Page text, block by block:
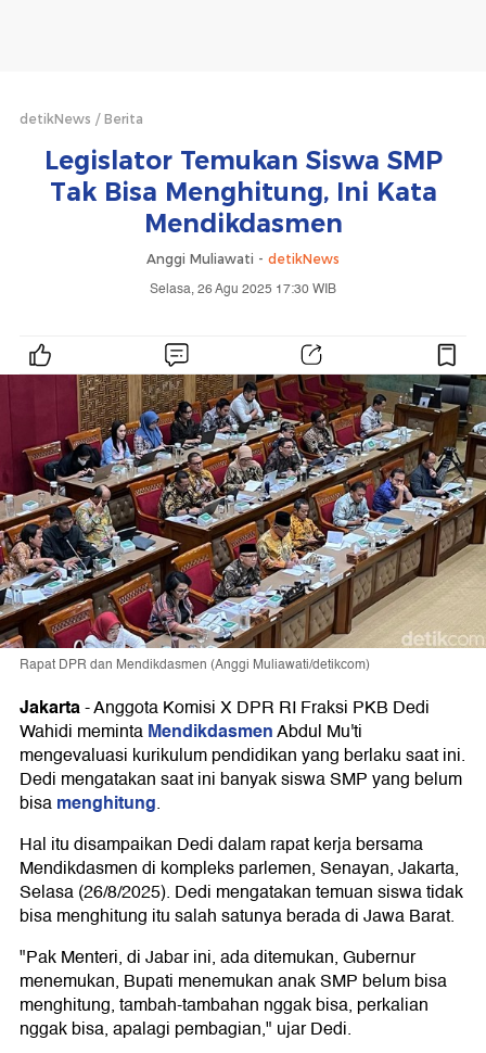
detikNews Berita
Legislator Temukan Siswa SMP
Tak Bisa Menghitung, Ini Kata
Mendikdasmen
Anggi Muliawati - detikNews
Selasa, 26 Agu 2025 17:30 WIB
Rapat DPR dan Mendikdasmen (Anggi Muliawati/detikcom)
Jakarta-Anggota Komisi X DPR RI Fraksi PKB Dedi
Wahidi memintaMendikdasmenAbdul Mu'ti
mengevaluasi kurikulum pendidikan yang berlaku saat ini.
Dedi mengatakan saat ini banyak siswa SMP yang belum
bisamenghitung.
Hal itu disampaikan Dedi dalam rapat kerja bersama
Mendikdasmen di kompleks parlemen, Senayan, Jakarta,
Selasa (26/8/2025). Dedi mengatakan temuan siswa tidak
bisa menghitung itu salah satunya berada di Jawa Barat.
"Pak Menteri, di Jabar ini, ada ditemukan, Gubernur
menemukan, Bupati menemukan anak SMP belum bisa
menghitung, tambah-tambahan nggak bisa, perkalian
nggak bisa, apalagi pembagian," ujar Dedi.